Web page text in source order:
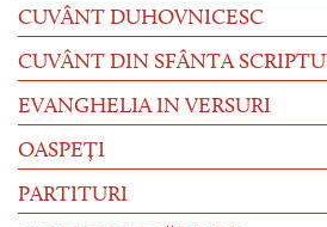
CUVÂNT DUHOVNICESC
CUVÂNT DIN SFÂNTA
EVANGHELIA IN VERSURI
OASPEȚI
PARTITURI